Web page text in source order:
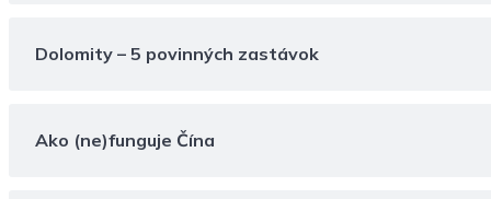
Dolomity – 5 povinných zastávok
Ako (ne)funguje Čína